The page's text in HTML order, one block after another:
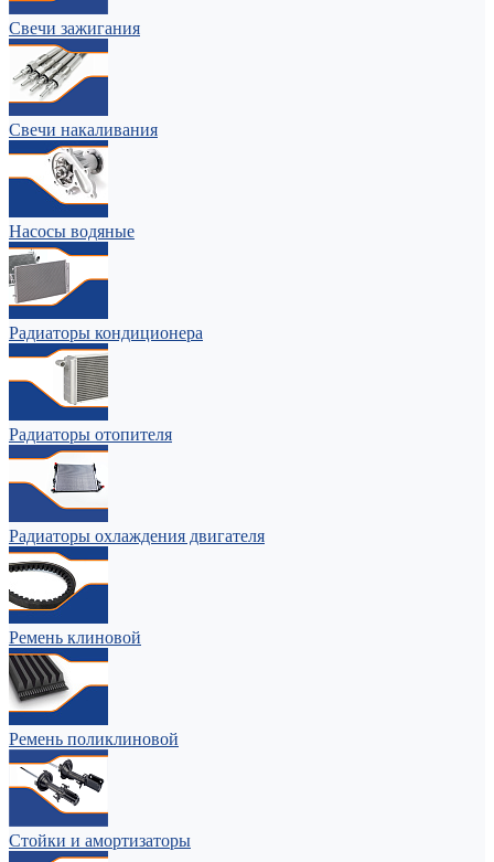
Свечи зажигания
Свечи накаливания
Насосы водяные
Радиаторы кондиционера
Радиаторы отопителя
Радиаторы охлаждения двигателя
Ремень клиновой
Ремень поликлиновой
Стойки и амортизаторы